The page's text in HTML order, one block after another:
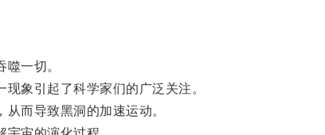
一切。
象引起了科学家们的广泛关注。
而导致黑洞的加速运动。